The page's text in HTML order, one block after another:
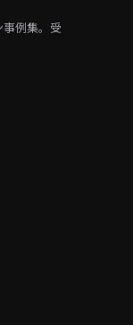
例集。受